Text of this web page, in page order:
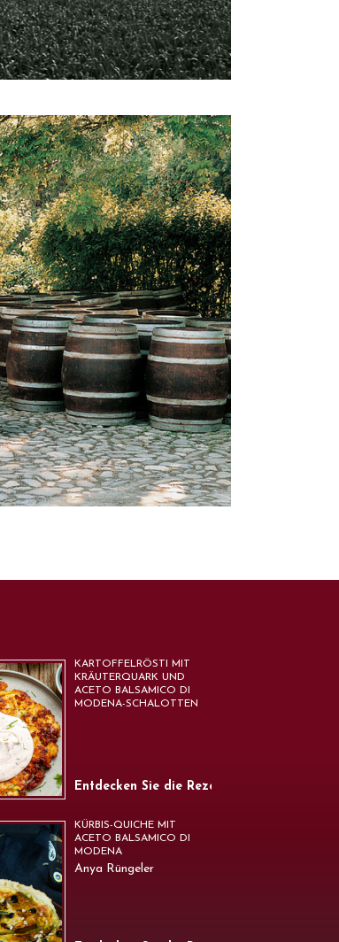
KARTOFFELRÖSTI MIT
KRÄUTERQUARK UND
ACETO BALSAMICO DI
MODENA-SCHALOTTEN
Entdecken Sie die Rezepte
KÜRBIS-QUICHE MIT
ACETO BALSAMICO DI
MODENA
Anya Rüngeler